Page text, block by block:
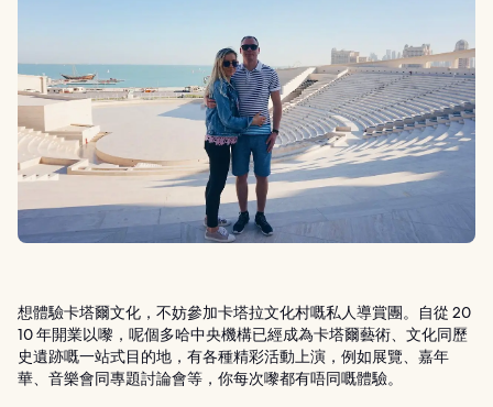
想體驗卡塔爾文化，不妨參加卡塔拉文化村嘅私人導賞團。自從 20
10 年開業以嚟，呢個多哈中央機構已經成為卡塔爾藝術、文化同歷
史遺跡嘅一站式目的地，有各種精彩活動上演，例如展覽、嘉年
華、音樂會同專題討論會等，你每次嚟都有唔同嘅體驗。